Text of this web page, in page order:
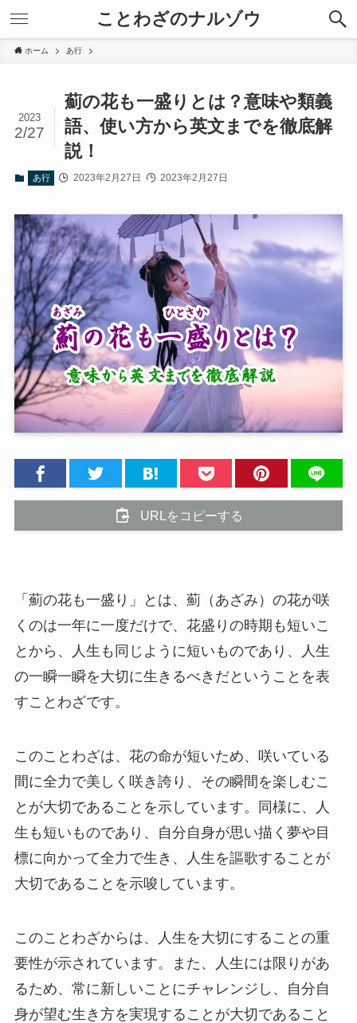
ことわざのナルゾウ
ホーム あ行
薊の花も一盛りとは？意味や類義
語、使い方から英文までを徹底解
説！
2023
2/27
あ行 2023年2月27日 2023年2月27日
URLをコピーする
「薊の花も一盛り」とは、薊（あざみ）の花が咲
くのは一年に一度だけで、花盛りの時期も短いこ
とから、人生も同じように短いものであり、人生
の一瞬一瞬を大切に生きるべきだということを表
すことわざです。
このことわざは、花の命が短いため、咲いている
間に全力で美しく咲き誇り、その瞬間を楽しむこ
とが大切であることを示しています。同様に、人
生も短いものであり、自分自身が思い描く夢や目
標に向かって全力で生き、人生を謳歌することが
大切であることを示唆しています。
このことわざからは、人生を大切にすることの重
要性が示されています。また、人生には限りがあ
るため、常に新しいことにチャレンジし、自分自
身が望む生き方を実現することが大切であること